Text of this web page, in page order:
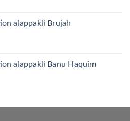
alappakli Brujah
alappakli Banu Haquim